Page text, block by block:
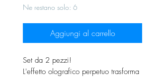
Ne restano solo: 6
Aggiungi al carrello
Set da 2 pezzi!
L'effetto olografico perpetuo trasforma